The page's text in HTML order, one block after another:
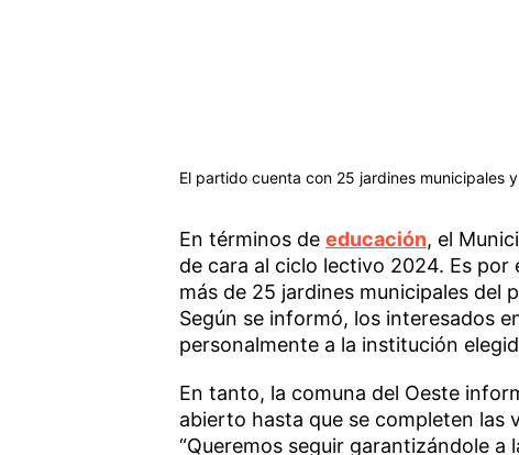
El partido cuenta con 25 jardines municipales
En términos de educación, el
de cara al ciclo lectivo 2024. Es
más de 25 jardines municipales del
Según se informó, los interesados
personalmente a la institución
En tanto, la comuna del Oeste
abierto hasta que se completen las
“Queremos seguir garantizándole a